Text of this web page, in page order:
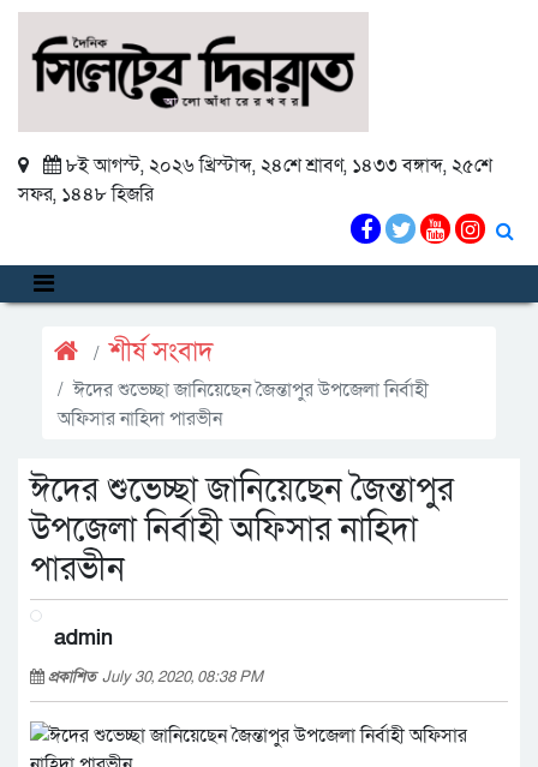
৮ই আগস্ট, ২০২৬ খ্রিস্টাব্দ, ২৪শে শ্রাবণ, ১৪৩৩ বঙ্গাব্দ, ২৫শে
সফর, ১৪৪৮ হিজরি
শীর্ষ সংবাদ
ঈদের শুভেচ্ছা জানিয়েছেন জৈন্তাপুর উপজেলা নির্বাহী
অফিসার নাহিদা পারভীন
ঈদের শুভেচ্ছা জানিয়েছেন জৈন্তাপুর
উপজেলা নির্বাহী অফিসার নাহিদা
পারভীন
admin
প্রকাশিতJuly 30, 2020, 08:38 PM